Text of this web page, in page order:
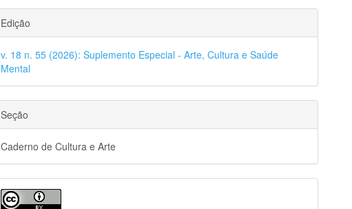
Edição
v. 18 n. 55 (2026): Suplemento Especial - Arte, Cultura e Saúde
Mental
Seção
Caderno de Cultura e Arte